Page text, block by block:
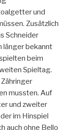
und
Zusätzlich
Schneider
länger bekannt
beim
Spieltag.
mussten. Auf
und zweiter
im Hinspiel
auch ohne Bello